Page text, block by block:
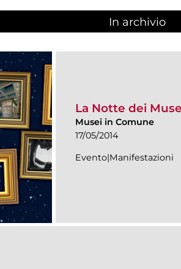
In archivio
La Notte dei
Musei in Comune
17/05/2014
Evento|Manifestazioni